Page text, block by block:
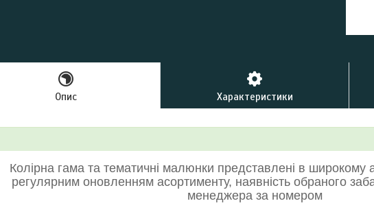
Опис Характеристики
Колірна гама та тематичні малюнки представлені в широкому
регулярним оновленням асортименту, наявність обраного
менеджера за номером